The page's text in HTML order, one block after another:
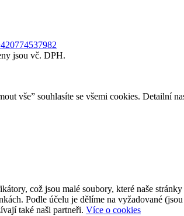
jsou vč. DPH.
vše” souhlasíte se všemi cookies. Detailní
což jsou malé soubory, které naše
Podle účelu je dělíme na vyžadované
také naši partneři. Více o cookies